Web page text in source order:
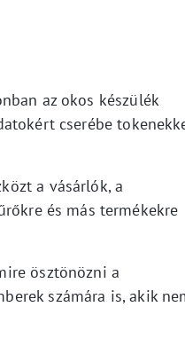
az okos készülék
cserébe
a vásárlók, a
és más termékekre
ösztönözni a
számára is, akik